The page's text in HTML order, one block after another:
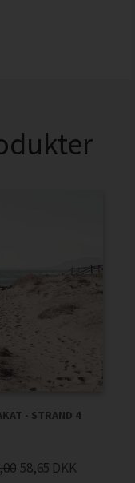
- STRAND 4
58,65 DKK